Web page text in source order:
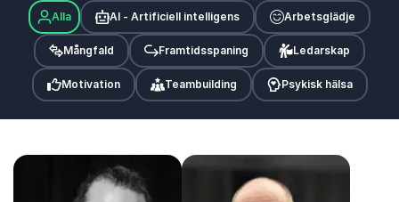
Alla AI - Artificiell intelligens Arbetsglädje
Mångfald Framtidsspaning Ledarskap
Motivation Teambuilding Psykisk hälsa